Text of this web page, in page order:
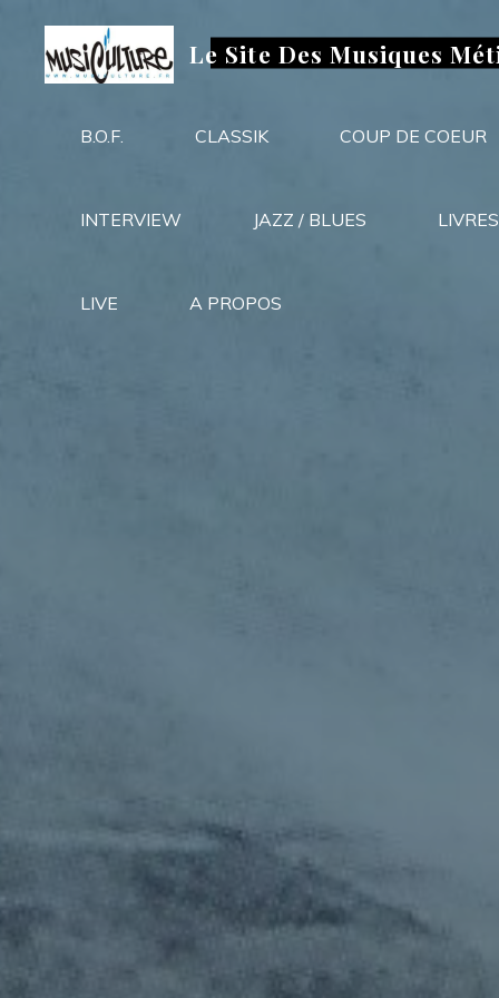
contenu
Le Site Des Musiques
B.O.F. CLASSIK COUP DE COEUR
INTERVIEW JAZZ / BLUES LIVRES
LIVE A PROPOS